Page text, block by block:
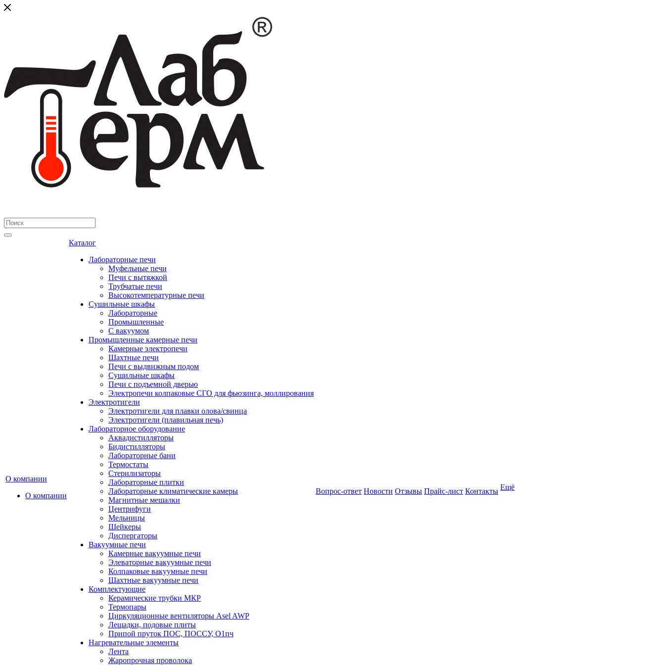
О компании
О компании
Каталог
Лабораторные печи
Муфельные печи
Печи с вытяжкой
Трубчатые печи
Высокотемпературные печи
Сушильные шкафы
Лабораторные
Промышленные
С вакуумом
Промышленные камерные печи
Камерные электропечи
Шахтные печи
Печи с выдвижным подом
Сушильные шкафы
Печи с подъемной дверью
Электропечи колпаковые СГО для фьюзинга, моллирования
Электротигели
Электротигели для плавки олова/свинца
Электротигели (плавильная печь)
Лабораторное оборудование
Аквадистилляторы
Бидистилляторы
Лабораторные бани
Термостаты
Стерилизаторы
Лабораторные плитки
Лабораторные климатические камеры
Магнитные мешалки
Центрифуги
Мельницы
Шейкеры
Диспергаторы
Вакуумные печи
Камерные вакуумные печи
Элеваторные вакуумные печи
Колпаковые вакуумные печи
Шахтные вакуумные печи
Комплектующие
Керамические трубки МКР
Термопары
Циркуляционные вентиляторы Asel AWP
Лещадки, подовые плиты
Припой пруток ПОС, ПОССУ, О1пч
Нагревательные элементы
Лента
Жаропрочная проволока
Вопрос-ответ Новости Отзывы Прайс-лист Контакты Ещё